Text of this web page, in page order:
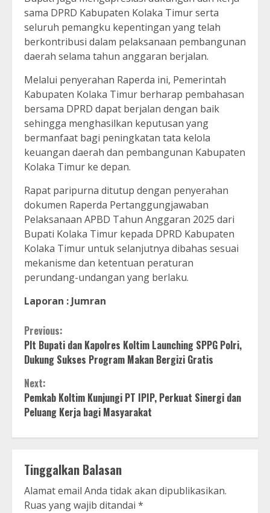
sama DPRD Kabupaten Kolaka Timur serta
seluruh pemangku kepentingan yang telah
berkontribusi dalam pelaksanaan pembangunan
daerah selama tahun anggaran berjalan.
Melalui penyerahan Raperda ini, Pemerintah
Kabupaten Kolaka Timur berharap pembahasan
bersama DPRD dapat berjalan dengan baik
sehingga menghasilkan keputusan yang
bermanfaat bagi peningkatan tata kelola
keuangan daerah dan pembangunan Kabupaten
Kolaka Timur ke depan.
Rapat paripurna ditutup dengan penyerahan
dokumen Raperda Pertanggungjawaban
Pelaksanaan APBD Tahun Anggaran 2025 dari
Bupati Kolaka Timur kepada DPRD Kabupaten
Kolaka Timur untuk selanjutnya dibahas sesuai
mekanisme dan ketentuan peraturan
perundang-undangan yang berlaku.
Laporan : Jumran
Continue
Reading
Previous:
Plt Bupati dan Kapolres Koltim Launching SPPG Polri,
Dukung Sukses Program Makan Bergizi Gratis
Next:
Pemkab Koltim Kunjungi PT IPIP, Perkuat Sinergi dan
Peluang Kerja bagi Masyarakat
Tinggalkan Balasan
Alamat email Anda tidak akan dipublikasikan.
Ruas yang wajib ditandai *